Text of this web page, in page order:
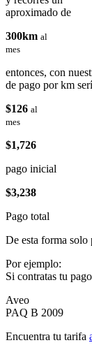
aproximado de
300km al
mes
entonces, con
de pago por km
$126 al
mes
$1,726
pago inicial
$3,238
Pago total
De esta forma solo
Por ejemplo:
Si contratas tu
Aveo
PAQ B 2009
Encuentra tu tarifa